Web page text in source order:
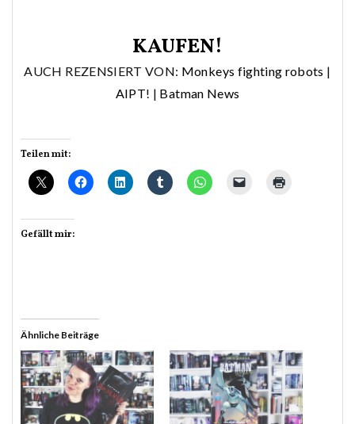
KAUFEN!
AUCH REZENSIERT VON: Monkeys fighting robots |
AIPT! | Batman News
Teilen mit:
Gefällt mir:
Ähnliche Beiträge